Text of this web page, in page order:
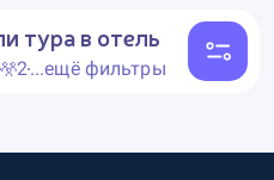
тура в отель
2...ещё фильтры